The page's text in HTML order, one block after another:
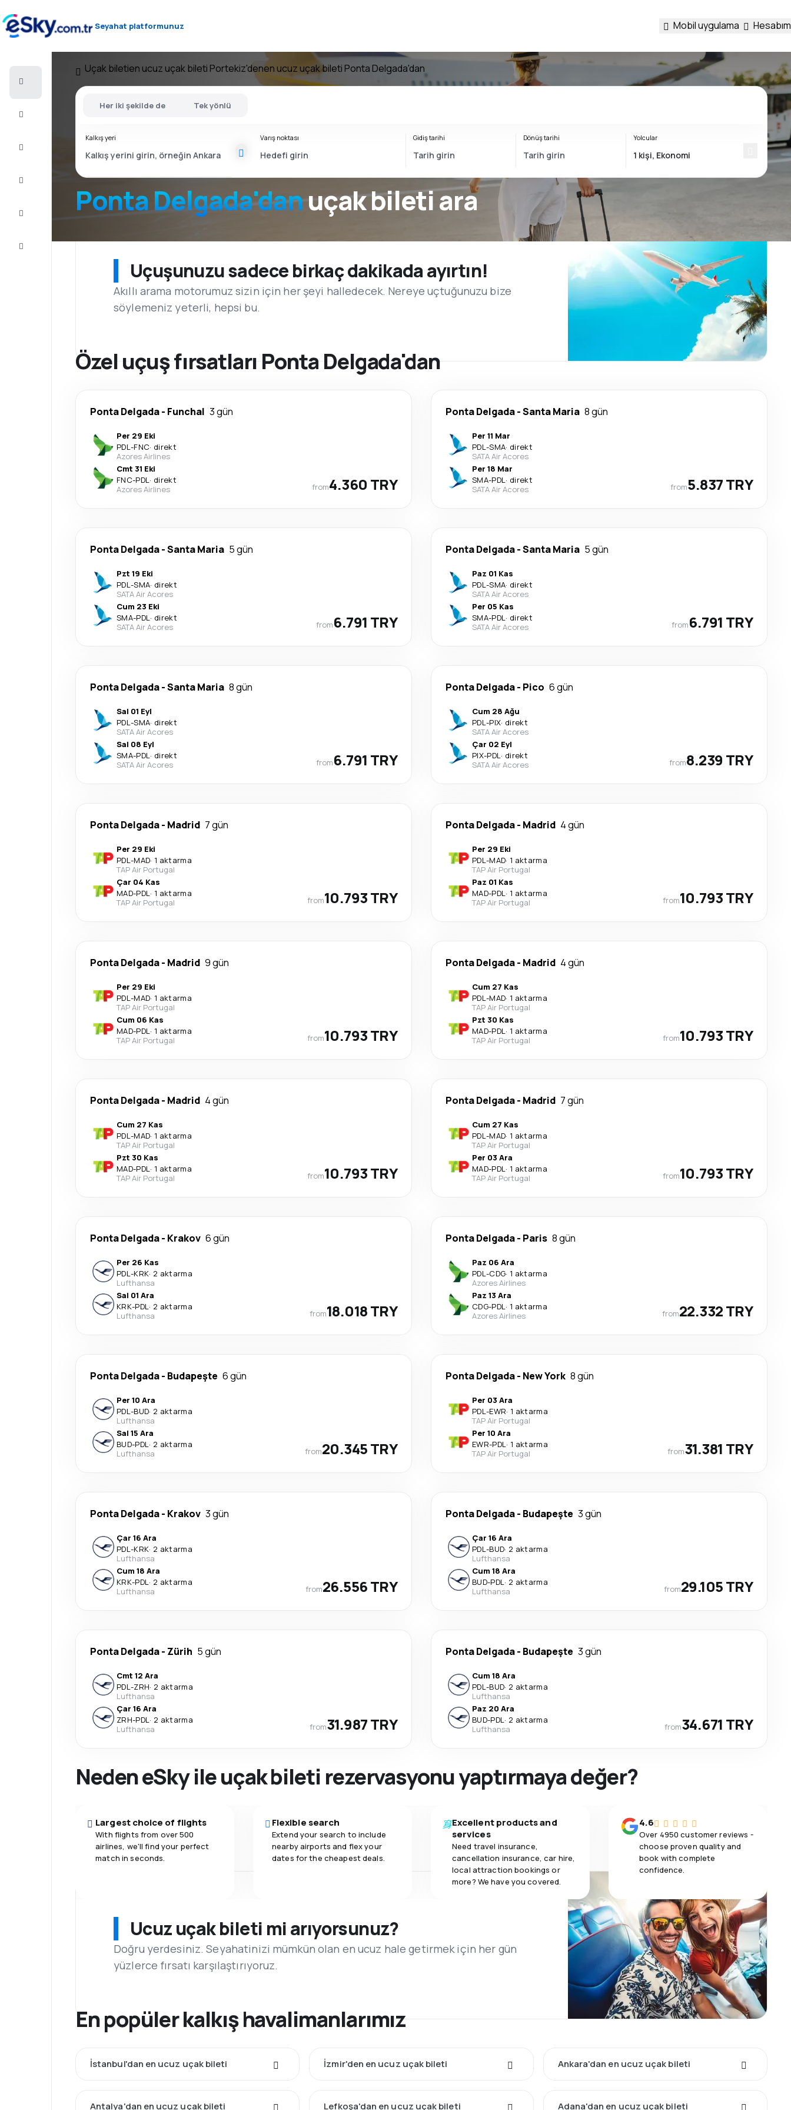
Seyahat platformunuz Mobil uygulama Hesabım
Müşteri
Uçak biletien ucuz uçak bileti Portekiz'denen ucuz uçak bileti Ponta Delgada'dan
Ponta Delgada'danuçak bileti ara
Her iki şekilde de Tek yönlü
Kalkış yeri Varış noktası Gidiş tarihi Dönüş tarihi Yolcular
Uçuşunuzu sadece birkaç dakikada ayırtın!
Akıllı arama motorumuz sizin için her şeyi halledecek. Nereye uçtuğunuzu bize
söylemeniz yeterli, hepsi bu.
Özel uçuş fırsatları Ponta Delgada'dan
Ponta Delgada- Funchal 3 gün
Per 29 Eki
PDL-FNC· direkt
Azores Airlines
Cmt 31 Eki
FNC-PDL· direkt
Azores Airlines
from4.360 TRY
Ponta Delgada-Santa Maria 8 gün
Per 11 Mar
PDL-SMA· direkt
SATA Air Acores
Per 18 Mar
SMA-PDL· direkt
SATA Air Acores
from5.837 TRY
Ponta Delgada-Santa Maria 5 gün
Pzt 19 Eki
PDL-SMA· direkt
SATA Air Acores
Cum 23 Eki
SMA-PDL· direkt
SATA Air Acores
from6.791 TRY
Ponta Delgada-Santa Maria 5 gün
Paz 01 Kas
PDL-SMA· direkt
SATA Air Acores
Per 05 Kas
SMA-PDL· direkt
SATA Air Acores
from6.791 TRY
Ponta Delgada-Santa Maria 8 gün
Sal 01 Eyl
PDL-SMA· direkt
SATA Air Acores
Sal 08 Eyl
SMA-PDL· direkt
SATA Air Acores
from6.791 TRY
Ponta Delgada- Pico 6 gün
Cum 28 Ağu
PDL-PIX· direkt
SATA Air Acores
Çar 02 Eyl
PIX-PDL· direkt
SATA Air Acores
from8.239 TRY
Ponta Delgada- Madrid 7 gün
Per 29 Eki
PDL-MAD· 1 aktarma
TAP Air Portugal
Çar 04 Kas
MAD-PDL· 1 aktarma
TAP Air Portugal
from10.793 TRY
Ponta Delgada- Madrid 4 gün
Per 29 Eki
PDL-MAD· 1 aktarma
TAP Air Portugal
Paz 01 Kas
MAD-PDL· 1 aktarma
TAP Air Portugal
from10.793 TRY
Ponta Delgada- Madrid 9 gün
Per 29 Eki
PDL-MAD· 1 aktarma
TAP Air Portugal
Cum 06 Kas
MAD-PDL· 1 aktarma
TAP Air Portugal
from10.793 TRY
Ponta Delgada- Madrid 4 gün
Cum 27 Kas
PDL-MAD· 1 aktarma
TAP Air Portugal
Pzt 30 Kas
MAD-PDL· 1 aktarma
TAP Air Portugal
from10.793 TRY
Ponta Delgada- Madrid 4 gün
Cum 27 Kas
PDL-MAD· 1 aktarma
TAP Air Portugal
Pzt 30 Kas
MAD-PDL· 1 aktarma
TAP Air Portugal
from10.793 TRY
Ponta Delgada- Madrid 7 gün
Cum 27 Kas
PDL-MAD· 1 aktarma
TAP Air Portugal
Per 03 Ara
MAD-PDL· 1 aktarma
TAP Air Portugal
from10.793 TRY
Ponta Delgada- Krakov 6 gün
Per 26 Kas
PDL-KRK· 2 aktarma
Lufthansa
Sal 01 Ara
KRK-PDL· 2 aktarma
Lufthansa
from18.018 TRY
Ponta Delgada- Paris 8 gün
Paz 06 Ara
PDL-CDG· 1 aktarma
Azores Airlines
Paz 13 Ara
CDG-PDL· 1 aktarma
Azores Airlines
from22.332 TRY
Ponta Delgada- Budapeşte 6 gün
Per 10 Ara
PDL-BUD· 2 aktarma
Lufthansa
Sal 15 Ara
BUD-PDL· 2 aktarma
Lufthansa
from20.345 TRY
Ponta Delgada- New York 8 gün
Per 03 Ara
PDL-EWR· 1 aktarma
TAP Air Portugal
Per 10 Ara
EWR-PDL· 1 aktarma
TAP Air Portugal
from31.381 TRY
Ponta Delgada- Krakov 3 gün
Çar 16 Ara
PDL-KRK· 2 aktarma
Lufthansa
Cum 18 Ara
KRK-PDL· 2 aktarma
Lufthansa
from26.556 TRY
Ponta Delgada- Budapeşte 3 gün
Çar 16 Ara
PDL-BUD· 2 aktarma
Lufthansa
Cum 18 Ara
BUD-PDL· 2 aktarma
Lufthansa
from29.105 TRY
Ponta Delgada- Zürih 5 gün
Cmt 12 Ara
PDL-ZRH· 2 aktarma
Lufthansa
Çar 16 Ara
ZRH-PDL· 2 aktarma
Lufthansa
from31.987 TRY
Ponta Delgada- Budapeşte 3 gün
Cum 18 Ara
PDL-BUD· 2 aktarma
Lufthansa
Paz 20 Ara
BUD-PDL· 2 aktarma
Lufthansa
from34.671 TRY
Neden eSky ile uçak bileti rezervasyonu yaptırmaya değer?
Largest choice of flights
With flights from over 500
airlines, we'll find your perfect
match in seconds.
Flexible search
Extend your search to include
nearby airports and flex your
dates for the cheapest deals.
Excellent products and
services
Need travel insurance,
cancellation insurance, car hire,
local attraction bookings or
more? We have you covered.
4.6
Over 4950 customer reviews -
choose proven quality and
book with complete
confidence.
Ucuz uçak bileti mi arıyorsunuz?
Doğru yerdesiniz. Seyahatinizi mümkün olan en ucuz hale getirmek için her gün
yüzlerce fırsatı karşılaştırıyoruz.
En popüler kalkış havalimanlarımız
İstanbul'dan en ucuz uçak bileti İzmir'den en ucuz uçak bileti Ankara'dan en ucuz uçak bileti
Antalya'dan en ucuz uçak bileti Lefkoşa'dan en ucuz uçak bileti Adana'dan en ucuz uçak bileti